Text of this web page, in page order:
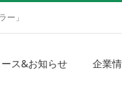
ー」
ス&お知らせ 企業